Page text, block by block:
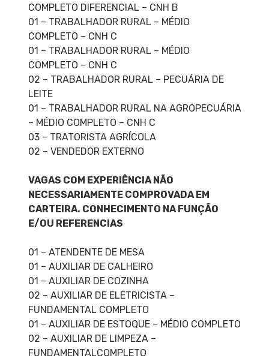
COMPLETO DIFERENCIAL – CNH B
01 – TRABALHADOR RURAL – MÉDIO
COMPLETO – CNH C
01 – TRABALHADOR RURAL – MÉDIO
COMPLETO – CNH C
02 – TRABALHADOR RURAL – PECUÁRIA DE
LEITE
01 – TRABALHADOR RURAL NA AGROPECUÁRIA
– MÉDIO COMPLETO – CNH C
03 – TRATORISTA AGRÍCOLA
02 – VENDEDOR EXTERNO
VAGAS COM EXPERIÊNCIA NÃO
NECESSARIAMENTE COMPROVADA EM
CARTEIRA. CONHECIMENTO NA FUNÇÃO
E/OU REFERENCIAS
01 – ATENDENTE DE MESA
01 – AUXILIAR DE CALHEIRO
01 – AUXILIAR DE COZINHA
02 – AUXILIAR DE ELETRICISTA –
FUNDAMENTAL COMPLETO
01 – AUXILIAR DE ESTOQUE – MÉDIO COMPLETO
02 – AUXILIAR DE LIMPEZA –
FUNDAMENTALCOMPLETO